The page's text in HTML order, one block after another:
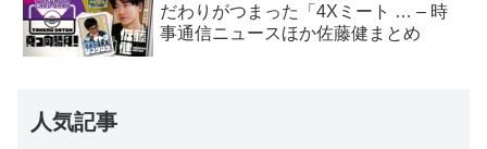
だわりがつまった「4Xミート … – 時
事通信ニュースほか佐藤健まとめ
人気記事